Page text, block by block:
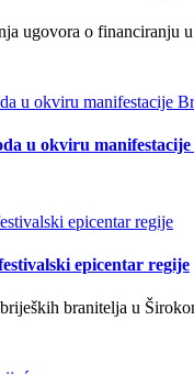
ugovora o financiranju
u okviru
epicentar regije
branitelja u